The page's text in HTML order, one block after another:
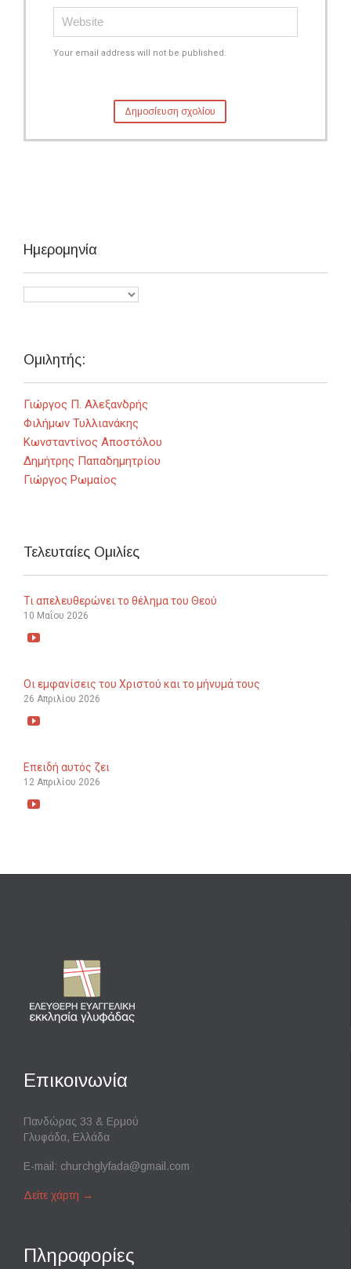
Your email address will not be published.
Ημερομηνία
Ομιλητής:
Γιώργος Π. Αλεξανδρής
Φιλήμων Τυλλιανάκης
Κωνσταντίνος Αποστόλου
Δημήτρης Παπαδημητρίου
Γιώργος Ρωμαίος
Τελευταίες Ομιλίες
Τι απελευθερώνει το θέλημα του Θεού
10 Μαΐου 2026

Οι εμφανίσεις του Χριστού και το μήνυμά τους
26 Απριλίου 2026

Επειδή αυτός ζει
12 Απριλίου 2026

Επικοινωνία
Πανδώρας 33 & Ερμού
Γλυφάδα, Ελλάδα
E-mail: churchglyfada@gmail.com
Δείτε χάρτη →
Πληροφορίες